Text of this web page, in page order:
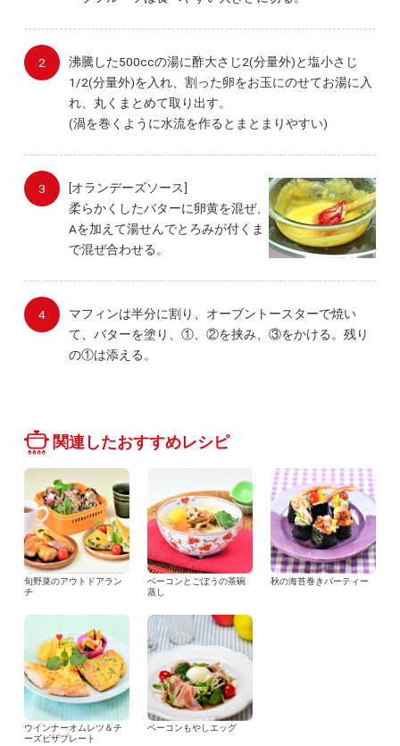
沸騰した500ccの湯に酢大さじ2(分量外)と塩小さじ
1/2(分量外)を入れ、割った卵をお玉にのせてお湯に入
れ、丸くまとめて取り出す。
(渦を巻くように水流を作るとまとまりやすい)
[オランデーズソース]
柔らかくしたバターに卵黄を混ぜ、
Aを加えて湯せんでとろみが付くま
で混ぜ合わせる。
マフィンは半分に割り、オーブントースターで焼い
て、バターを塗り、①、②を挟み、③をかける。残り
の①は添える。
関連したおすすめレシピ
旬野菜のアウトドアラン
チ
ベーコンとごぼうの茶碗
蒸し
秋の海苔巻きパーティー
ウインナーオムレツ＆チ
ーズピザプレート
ベーコンもやしエッグ